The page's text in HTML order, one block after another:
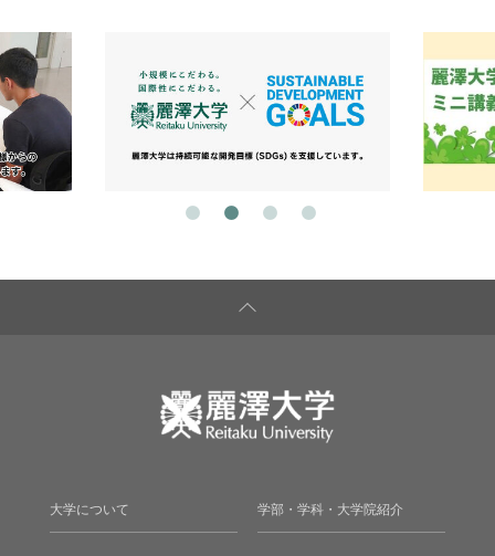
大学について 学部・学科・大学院紹介